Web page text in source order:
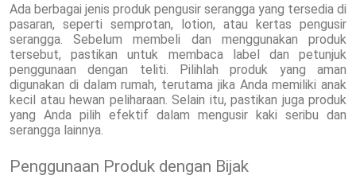
Ada berbagai jenis produk pengusir serangga yang tersedia di
pasaran, seperti semprotan, lotion, atau kertas pengusir
serangga. Sebelum membeli dan menggunakan produk
tersebut, pastikan untuk membaca label dan petunjuk
penggunaan dengan teliti. Pilihlah produk yang aman
digunakan di dalam rumah, terutama jika Anda memiliki anak
kecil atau hewan peliharaan. Selain itu, pastikan juga produk
yang Anda pilih efektif dalam mengusir kaki seribu dan
serangga lainnya.
Penggunaan Produk dengan Bijak